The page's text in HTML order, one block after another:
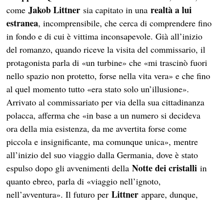
comeJakob Littner sia capitato in unarealtà a lui
estranea, incomprensibile, che cerca di comprendere fino
in fondo e di cui è vittima inconsapevole. Già all’inizio
del romanzo, quando riceve la visita del commissario, il
protagonista parla di «un turbine» che «mi trascinò fuori
nello spazio non protetto, forse nella vita vera» e che fino
al quel momento tutto «era stato solo un’illusione».
Arrivato al commissariato per via della sua cittadinanza
polacca, afferma che «in base a un numero si decideva
ora della mia esistenza, da me avvertita forse come
piccola e insignificante, ma comunque unica», mentre
all’inizio del suo viaggio dalla Germania, dove è stato
espulso dopo gli avvenimenti dellaNotte dei cristalli in
quanto ebreo, parla di «viaggio nell’ignoto,
nell’avventura». Il futuro perLittner appare, dunque,